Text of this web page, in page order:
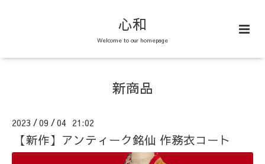
心和
Welcome to our homepage
新商品
2023 /09 /04 21:02
【新作】アンティーク銘仙 作務衣コート